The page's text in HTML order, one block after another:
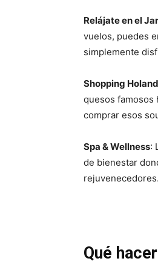
Relájate en el
vuelos, puedes
simplemente
Shopping
quesos famosos
comprar esos
Spa & Wellness:
de bienestar
Qué